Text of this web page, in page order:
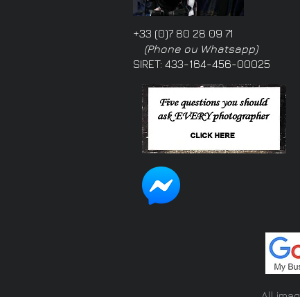
+33 (0)7 80 28 09 71
(Phone ou Whatsapp)
SIRET: 433-164-456-00025